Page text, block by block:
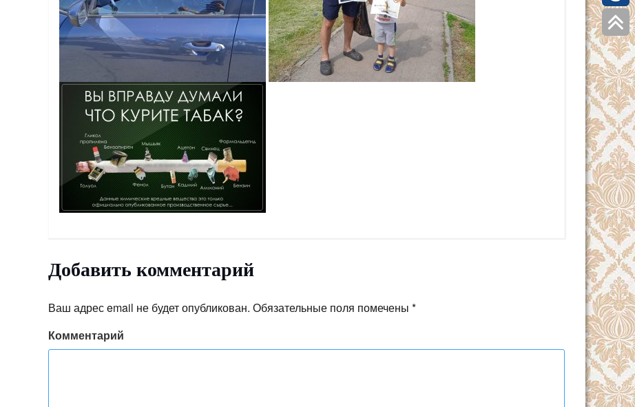
Добавить комментарий
Ваш адрес email не будет опубликован. Обязательные поля помечены *
Комментарий